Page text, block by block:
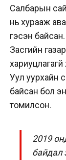
Салбарын
нь хурааж
гэсэн
Засгийн
Уул уурхайн
байсан бол
томилсон.
2019
байдал